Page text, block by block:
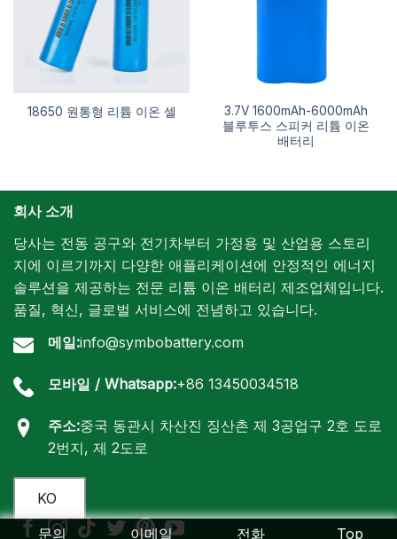
18650 원통형 리튬 이온 셀
3.7V 1600mAh-6000mAh
블루투스 스피커 리튬 이온
배터리
회사 소개
당사는 전동 공구와 전기차부터 가정용 및 산업용 스토리
지에 이르기까지 다양한 애플리케이션에 안정적인 에너지
솔루션을 제공하는 전문 리튬 이온 배터리 제조업체입니다.
품질, 혁신, 글로벌 서비스에 전념하고 있습니다.
메일:info@symbobattery.com
모바일 / Whatsapp:+86 13450034518
주소:중국 동관시 차산진 징산촌 제 3공업구 2호 도로
2번지, 제 2도로
KO
문의
이메일 전화 Top